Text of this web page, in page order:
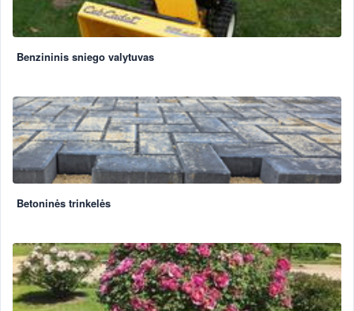
Benzininis sniego valytuvas
Betoninės trinkelės